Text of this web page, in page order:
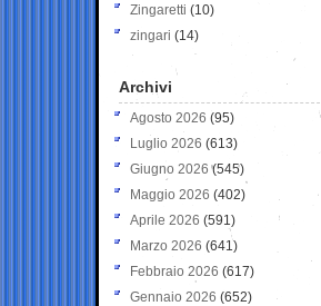
Zingaretti (10)
zingari (14)
Archivi
Agosto 2026 (95)
Luglio 2026 (613)
Giugno 2026 (545)
Maggio 2026 (402)
Aprile 2026 (591)
Marzo 2026 (641)
Febbraio 2026 (617)
Gennaio 2026 (652)